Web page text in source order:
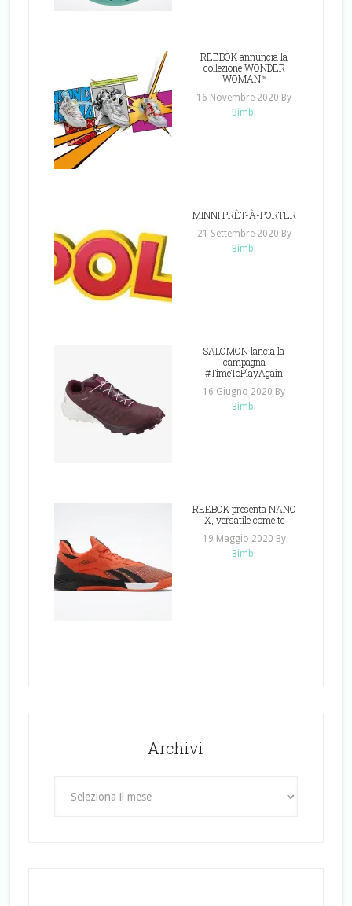
REEBOK annuncia la
collezione WONDER
WOMAN™
16 Novembre 2020 By
Bimbi
MINNI PRÊT-À-PORTER
21 Settembre 2020 By
Bimbi
SALOMON lancia la
campagna
#TimeToPlayAgain
16 Giugno 2020 By
Bimbi
REEBOK presenta NANO
X, versatile come te
19 Maggio 2020 By
Bimbi
Archivi